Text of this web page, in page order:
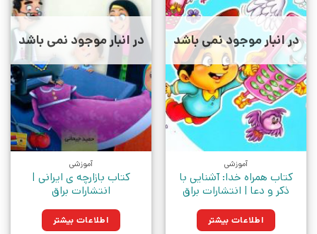
در انبار موجود نمی باشد
آموزشی
کتاب همراه خدا: آشنایی با
ذکر و دعا | انتشارات براق
اطلاعات بیشتر
در انبار موجود نمی باشد
آموزشی
کتاب بازارچه ی ایرانی |
انتشارات براق
اطلاعات بیشتر